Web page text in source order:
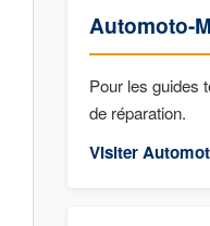
Automoto-
Pour les guides
de réparation.
Visiter